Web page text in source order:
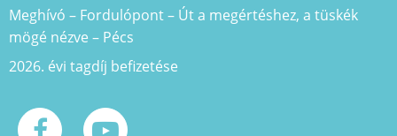
Meghívó – Fordulópont – Út a megértéshez, a tüskék
mögé nézve – Pécs
2026. évi tagdíj befizetése